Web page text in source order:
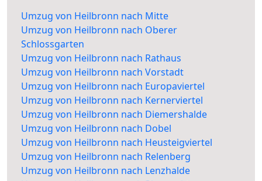
Umzug von Heilbronn nach Mitte
Umzug von Heilbronn nach Oberer
Schlossgarten
Umzug von Heilbronn nach Rathaus
Umzug von Heilbronn nach Vorstadt
Umzug von Heilbronn nach Europaviertel
Umzug von Heilbronn nach Kernerviertel
Umzug von Heilbronn nach Diemershalde
Umzug von Heilbronn nach Dobel
Umzug von Heilbronn nach Heusteigviertel
Umzug von Heilbronn nach Relenberg
Umzug von Heilbronn nach Lenzhalde